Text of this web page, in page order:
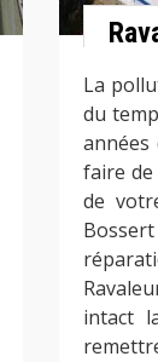
La
du
années
faire
de
intact